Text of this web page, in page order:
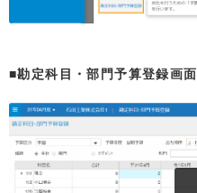
■勘定科目・部門予算登録画面